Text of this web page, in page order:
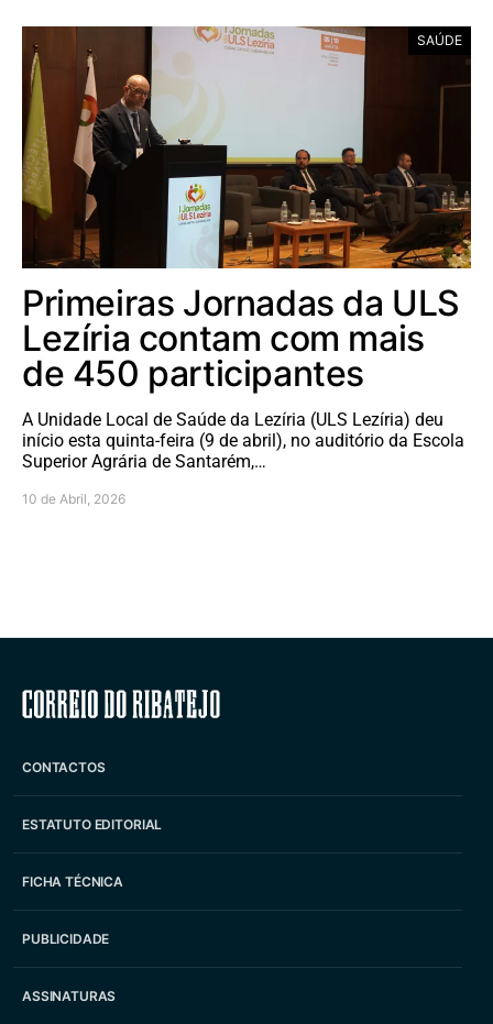
SAÚDE
Primeiras Jornadas da ULS
Lezíria contam com mais
de 450 participantes
A Unidade Local de Saúde da Lezíria (ULS Lezíria) deu
início esta quinta-feira (9 de abril), no auditório da Escola
Superior Agrária de Santarém,…
10 de Abril, 2026
Correio do Ribatejo
CONTACTOS
ESTATUTO EDITORIAL
FICHA TÉCNICA
PUBLICIDADE
ASSINATURAS